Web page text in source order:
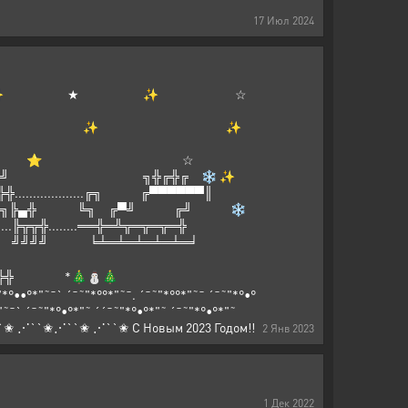
17 Июл 2024
2 Янв 2023
★ ✨ ☆
✨ * ✨ ✨
★
☆
❄ ✨
╔▀▀▀▀▀▀║
╔▀╝ ╔╝ ❄
╘╧═╧═╧═╧═╧═╛
*🎄⛄🎄
´¯˜"*°°*"˜¯. ´¯˜"*°°*"˜¯ ´¯˜"*°•°
´¯˜"*°•°*"˜ ´´¯˜"*°•°*"˜ ´¯˜"*°•°*"˜
⋰``✬ С Новым 2023 Годом!!
1 Дек 2022